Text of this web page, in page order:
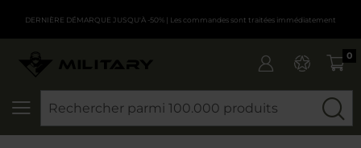
DERNIÈRE DÉMARQUE JUSQU'À -50% | Les commandes sont traitées immédiatement
0